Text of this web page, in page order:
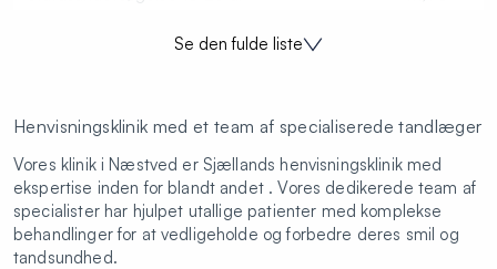
Statusundersøgelse 26+ år
Individuel forebyggende behandling
190,17
Røntgenbillede
174,95
Tandrensning A - mindst 15 tænder
239,76
Tandrensing B - højst 14 tænder
172,37
Se den fulde liste
Henvisningsklinik med et team af specialiserede tandlæger
Vores klinik i Næstved er Sjællands henvisningsklinik med
ekspertise inden for blandt andet . Vores dedikerede team af
specialister har hjulpet utallige patienter med komplekse
behandlinger for at vedligeholde og forbedre deres smil og
tandsundhed.